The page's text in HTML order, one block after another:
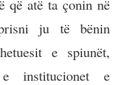
që atë ta çonin në
ju të bënin
e spiunët,
institucionet e